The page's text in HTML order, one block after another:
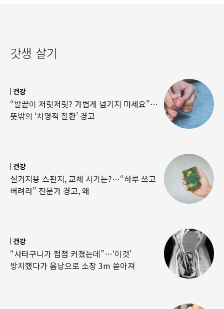
갓생 살기
건강
“발끝이 저릿저릿? 가볍게 넘기지 마세요”…
뜻밖의 ‘치명적 질환’ 경고
건강
설거지용 스펀지, 교체 시기는?…“하루 쓰고
버려라” 전문가 경고, 왜
건강
“사타구니가 점점 커졌는데”…‘이것’
방치했다가 음낭으로 소장 3m 쏟아져